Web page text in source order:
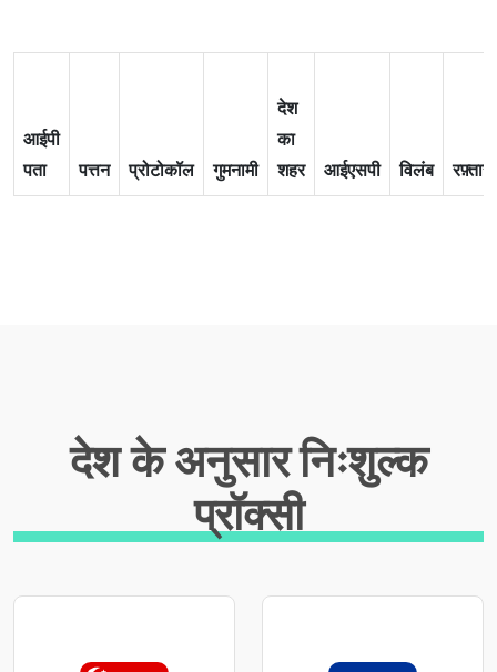
आईपी
पता
पत्तन प्रोटोकॉल गुमनामी
देश
का
शहर
आईएसपी विलंब रफ़्तार
देश के अनुसार निःशुल्क
प्रॉक्सी